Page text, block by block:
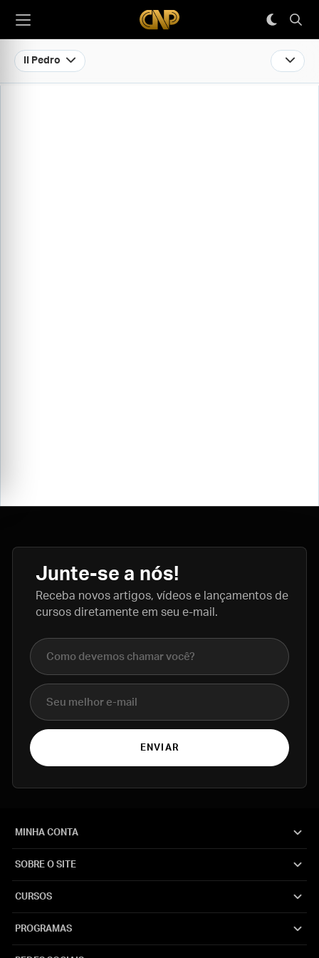
II Pedro
Junte-se a nós!
Receba novos artigos, vídeos e lançamentos de
cursos diretamente em seu e-mail.
Nome completo
E-mail
ENVIAR
MINHA CONTA
SOBRE O SITE
CURSOS
PROGRAMAS